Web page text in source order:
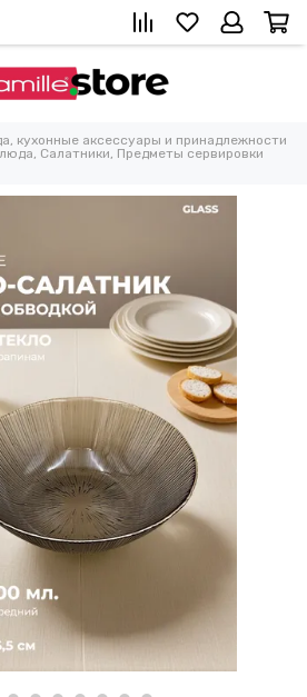
кухонные аксессуары и принадлежности
Салатники, Предметы сервировки